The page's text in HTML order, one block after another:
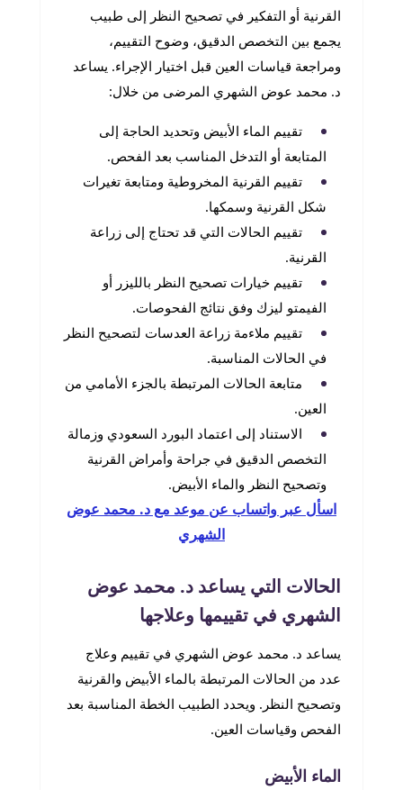
القرنية أو التفكير في تصحيح النظر إلى طبيب
يجمع بين التخصص الدقيق، وضوح التقييم،
ومراجعة قياسات العين قبل اختيار الإجراء. يساعد
د. محمد عوض الشهري المرضى من خلال:
تقييم الماء الأبيض وتحديد الحاجة إلى
المتابعة أو التدخل المناسب بعد الفحص.
تقييم القرنية المخروطية ومتابعة تغيرات
شكل القرنية وسمكها.
تقييم الحالات التي قد تحتاج إلى زراعة
القرنية.
تقييم خيارات تصحيح النظر بالليزر أو
الفيمتو ليزك وفق نتائج الفحوصات.
تقييم ملاءمة زراعة العدسات لتصحيح النظر
في الحالات المناسبة.
متابعة الحالات المرتبطة بالجزء الأمامي من
العين.
الاستناد إلى اعتماد البورد السعودي وزمالة
التخصص الدقيق في جراحة وأمراض القرنية
وتصحيح النظر والماء الأبيض.
اسأل عبر واتساب عن موعد مع د. محمد عوض
الشهري
الحالات التي يساعد د. محمد عوض
الشهري في تقييمها وعلاجها
يساعد د. محمد عوض الشهري في تقييم وعلاج
عدد من الحالات المرتبطة بالماء الأبيض والقرنية
وتصحيح النظر. ويحدد الطبيب الخطة المناسبة بعد
الفحص وقياسات العين.
الماء الأبيض